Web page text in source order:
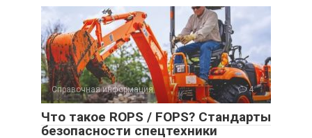
Справочная информация 4
Что такое ROPS / FOPS? Стандарты
безопасности спецтехники